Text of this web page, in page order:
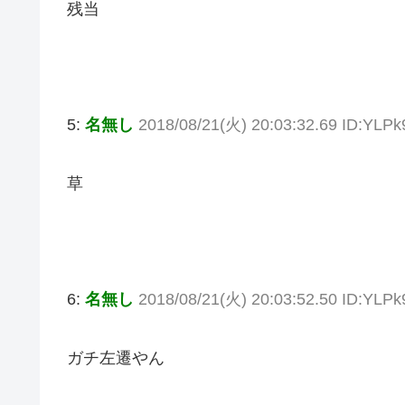
残当
5: 名無し 2018/08/21(火) 20:03:32.69
草
6: 名無し 2018/08/21(火) 20:03:52.50
ガチ左遷やん